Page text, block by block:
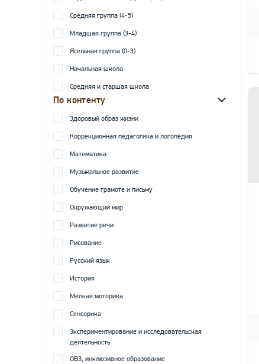
Средняя группа (4-5)
Младшая группа (3-4)
Ясельная группа (0-3)
Начальная школа
Средняя и старшая школа
По контенту
Здоровый образ жизни
Коррекционная педагогика и логопедия
Математика
Музыкальное развитие
Обучение грамоте и письму
Окружающий мир
Развитие речи
Рисование
Русский язык
История
Мелкая моторика
Сенсорика
Экспериментирование и исследовательская
деятельность
ОВЗ, инклюзивное образование